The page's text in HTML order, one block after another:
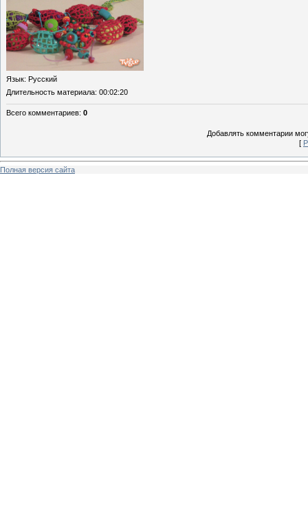
Язык: Русский
Длительность материала: 00:02:20
Всего комментариев: 0
Добавлять комментарии
[
Полная версия сайта